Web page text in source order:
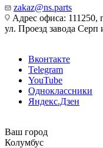
zakaz@ns.parts
Адрес офиса:
ул. Проезд завода Серп
Вконтакте
Telegram
YouTube
Одноклассники
Яндекс.Дзен
Ваш город
Колумбус